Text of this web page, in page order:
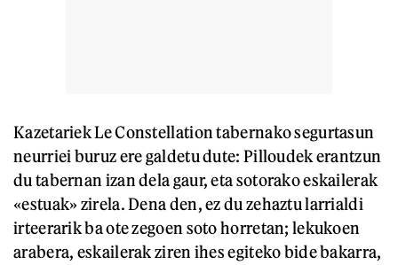
Kazetariek Le Constellation tabernako segurtasun
neurriei buruz ere galdetu dute: Pilloudek erantzun
du tabernan izan dela gaur, eta sotorako eskailerak
«estuak» zirela. Dena den, ez du zehaztu larrialdi
irteerarik ba ote zegoen soto horretan; lekukoen
arabera, eskailerak ziren ihes egiteko bide bakarra,